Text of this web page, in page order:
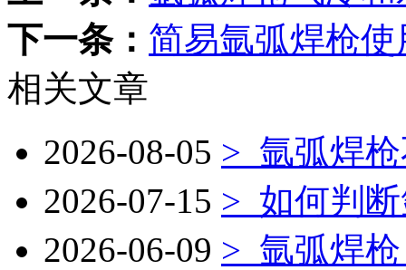
下一条： 简易氩弧焊枪使
相关文章
2026-08-05 > 氩弧焊
2026-07-15 > 如何判
2026-06-09 > 氩弧焊